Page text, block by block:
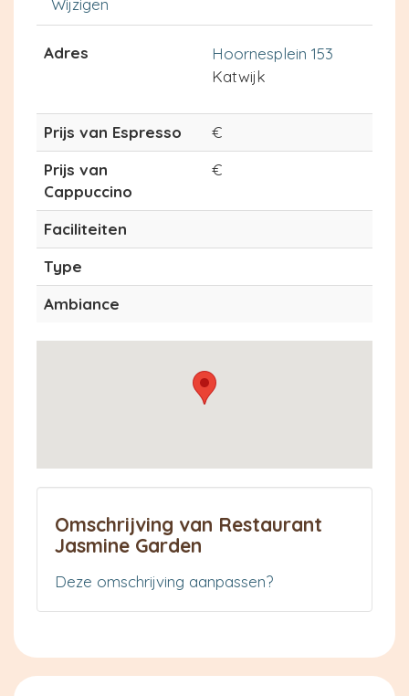
Wijzigen
Adres
Hoornesplein 153
Katwijk
Prijs van Espresso
€
Prijs van
Cappuccino
€
Faciliteiten
Type
Ambiance
Omschrijving van Restaurant
Jasmine Garden
Deze omschrijving aanpassen?